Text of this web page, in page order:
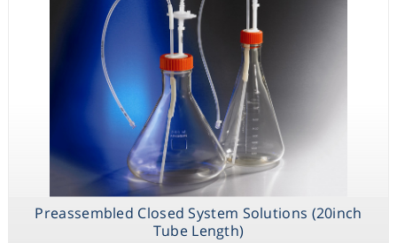
Preassembled Closed System Solutions (20inch
Tube Length)
Preassembled
Closed System
Solutions
(20inch Tube
Length)
Preassembled
Closed System
Solutions
(36inch Tube
Length)
Polycarbonate